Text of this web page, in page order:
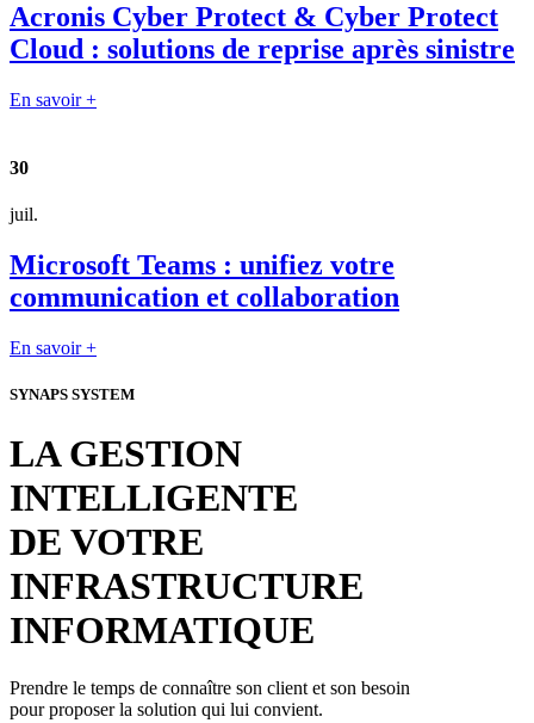
Acronis Cyber Protect & Cyber Protect
Cloud : solutions de reprise après sinistre
En savoir +
30
juil.
Microsoft Teams : unifiez votre
communication et collaboration
En savoir +
SYNAPS SYSTEM
LA GESTION
INTELLIGENTE
DE VOTRE
INFRASTRUCTURE
INFORMATIQUE
Prendre le temps de connaître son client et son besoin
pour proposer la solution qui lui convient.